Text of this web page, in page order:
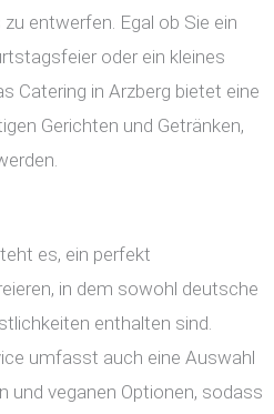
entwerfen. Egal ob Sie ein
oder ein kleines
Catering in Arzberg bietet eine
Gerichten und Getränken,
es, ein perfekt
in dem sowohl deutsche
enthalten sind.
umfasst auch eine Auswahl
und veganen Optionen, sodass